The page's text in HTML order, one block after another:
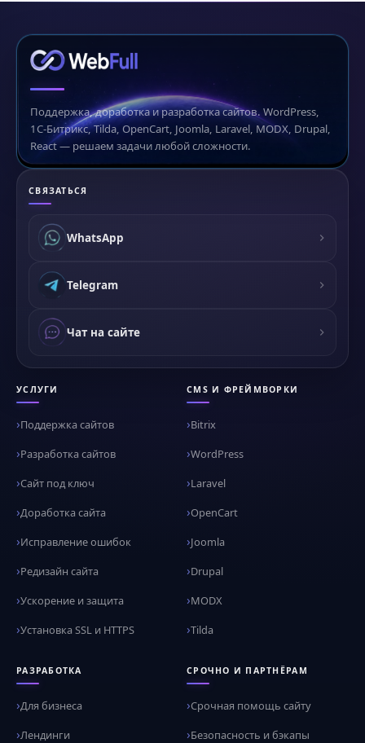
Поддержка, доработка и разработка сайтов. WordPress,
1С-Битрикс, Tilda, OpenCart, Joomla, Laravel, MODX, Drupal,
React — решаем задачи любой сложности.
СВЯЗАТЬСЯ
WhatsApp
Telegram
Чат на сайте
УСЛУГИ
Поддержка сайтов
Разработка сайтов
Сайт под ключ
Доработка сайта
Исправление ошибок
Редизайн сайта
Ускорение и защита
Установка SSL и HTTPS
CMS И ФРЕЙМВОРКИ
Bitrix
WordPress
Laravel
OpenCart
Joomla
Drupal
MODX
Tilda
РАЗРАБОТКА
Для бизнеса
Лендинги
СРОЧНО И ПАРТНЁРАМ
Срочная помощь сайту
Безопасность и бэкапы